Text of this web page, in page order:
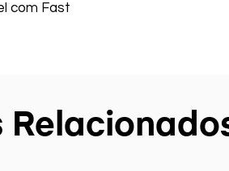
com Fast